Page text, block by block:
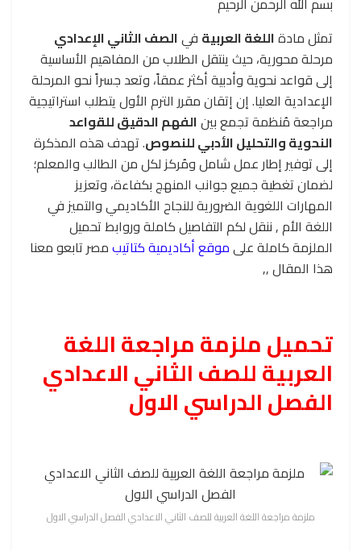
تمثل مادةاللغة العربية فيالصف الثاني الإعدادي
مرحلة محورية، حيث ينتقل الطلاب من المفاهيم الأساسية
إلى قواعد نحوية وأدبية أكثر عمقاً، وتعد جسراً نحو المرحلة
الإعدادية العليا. إن إتقان مقرر الترم الأول يتطلب استراتيجية
مراجعة مُنظمة تجمع بينالفهم الدقيق للقواعد
النحوية والتحليل الأدبي للنصوص. تهدف هذه المذكرة
إلى توفير إطار عمل شامل ومُركز لكل من الطالب والمعلم؛
لضمان تغطية جميع جوانب المنهج بكفاءة، وتعزيز
المهارات اللغوية الضرورية للنجاح الأكاديمي والتميز في
اللغة الأم , ننقل لكم التفاصيل كاملة وروابط تحميل
الملزمة كاملة علىموقع أكاديمية كتاتيبمصر تابعو معنا
هذا المقال ,,
تحميل ملزمة مراجعة اللغة
العربية للصف الثاني الاعدادي
الفصل الدراسي الاول
ملزمة مراجعة اللغة العربية للصف الثاني الاعدادي الفصل الدراسي الاول